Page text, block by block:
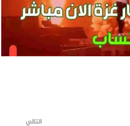
التالي